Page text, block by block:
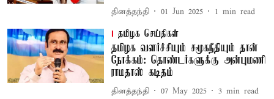
தினத்தந்தி 01 Jun 2025 1 min read
தமிழக செய்திகள்
தமிழக வளர்ச்சியும் சமூகநீதியும் தான்
நோக்கம்: தொண்டர்களுக்கு அன்புமணி
ராமதாஸ் கடிதம்
தினத்தந்தி 07 May 2025 3 min read